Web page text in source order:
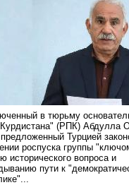
в тюрьму
Курдистана" (РПК) Абдулла
Турцией
роспуска группы
исторического вопроса и
пути к